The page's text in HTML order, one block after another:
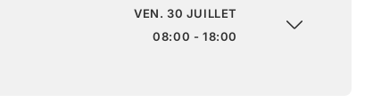
VEN. 30 JUILLET
08:00 - 18:00